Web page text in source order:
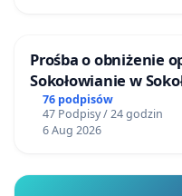
Prośba o obniżenie
Sokołowianie w
76 podpisów
47 Podpisy / 24 godzin
6 Aug 2026